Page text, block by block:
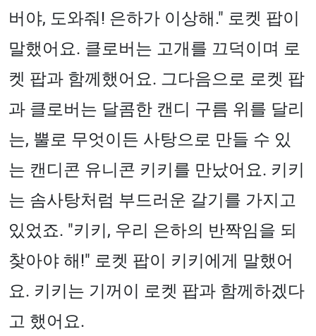
버야, 도와줘! 은하가 이상해." 로켓 팝이
말했어요. 클로버는 고개를 끄덕이며 로
켓 팝과 함께했어요. 그다음으로 로켓 팝
과 클로버는 달콤한 캔디 구름 위를 달리
는, 뿔로 무엇이든 사탕으로 만들 수 있
는 캔디콘 유니콘 키키를 만났어요. 키키
는 솜사탕처럼 부드러운 갈기를 가지고
있었죠. "키키, 우리 은하의 반짝임을 되
찾아야 해!" 로켓 팝이 키키에게 말했어
요. 키키는 기꺼이 로켓 팝과 함께하겠다
고 했어요.